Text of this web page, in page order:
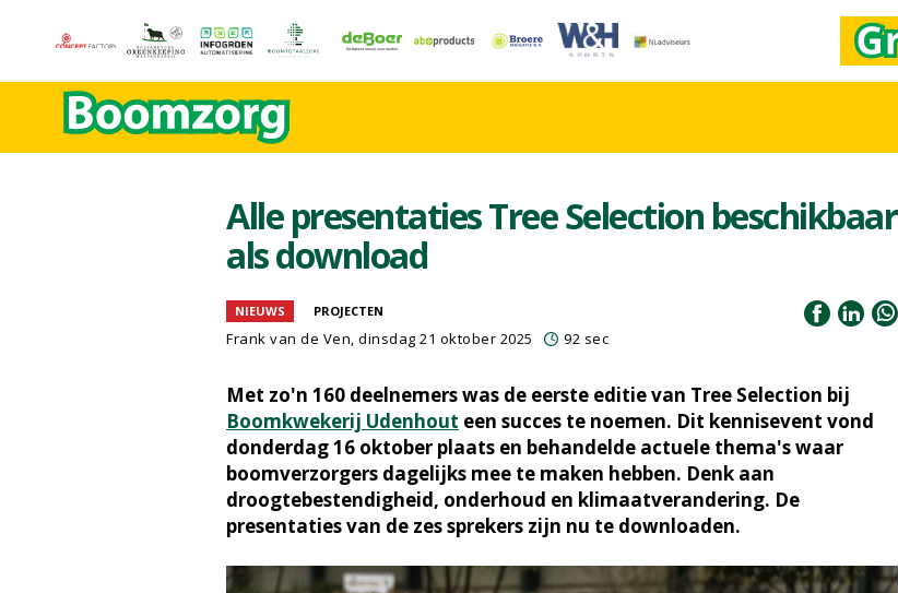
Alle presentaties Tree Selection beschikbaar
als download
NIEUWS PROJECTEN
Frank van de Ven, dinsdag 21 oktober 2025 92 sec
Met zo'n 160 deelnemers was de eerste editie van Tree Selection bij
Boomkwekerij Udenhout een succes te noemen. Dit kennisevent vond
donderdag 16 oktober plaats en behandelde actuele thema's waar
boomverzorgers dagelijks mee te maken hebben. Denk aan
droogtebestendigheid, onderhoud en klimaatverandering. De
presentaties van de zes sprekers zijn nu te downloaden.